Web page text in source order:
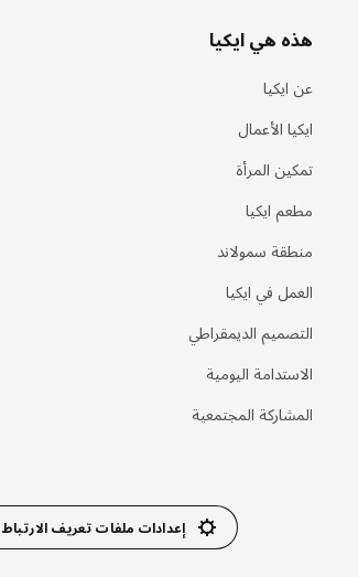
هذه هي ايكيا
عن ايكيا
ايكيا الأعمال
تمكين المرأة
مطعم ايكيا
منطقة سمولاند
العمل في ايكيا
التصميم الديمقراطي
الاستدامة اليومية
المشاركة المجتمعية
إعدادات ملفات تعريف الارتباط